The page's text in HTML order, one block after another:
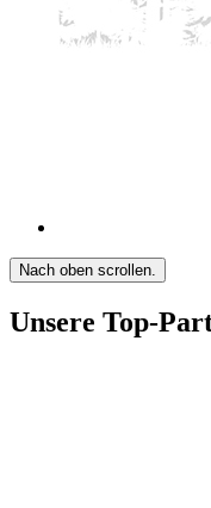
Nach oben scrollen.
Unsere Top-